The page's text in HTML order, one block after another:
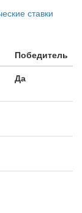
ставки
Победитель
Да